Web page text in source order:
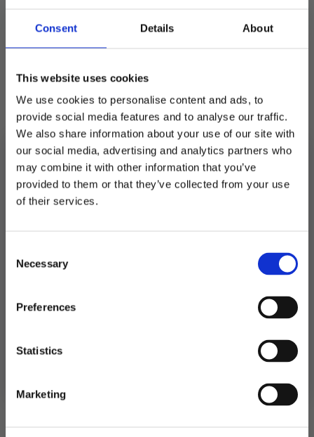
Consent Details About
This website uses cookies
We use cookies to personalise content and ads, to
provide social media features and to analyse our traffic.
We also share information about your use of our site with
our social media, advertising and analytics partners who
may combine it with other information that you’ve
provided to them or that they’ve collected from your use
of their services.
Selection
Necessary
Preferences
Statistics
Marketing
Stilig kort med hull til å henge på pakke eller
rundt halsen på vinflasken!
Størrelse 5*15 cm.
Kortet har hvit bakside hvor man kan skrive
personlig hilsen.
Utsolgt
Produktnummer:107567
Kort og gjestebøker
Stikkord:Outlet
Relaterte produkter